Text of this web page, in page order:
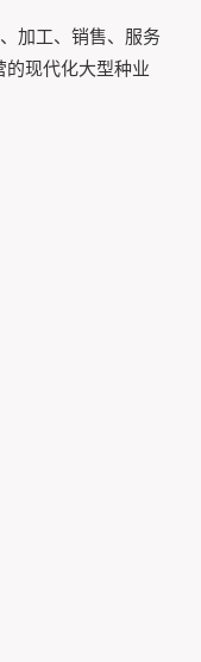
加工、销售、服务
现代化大型种业